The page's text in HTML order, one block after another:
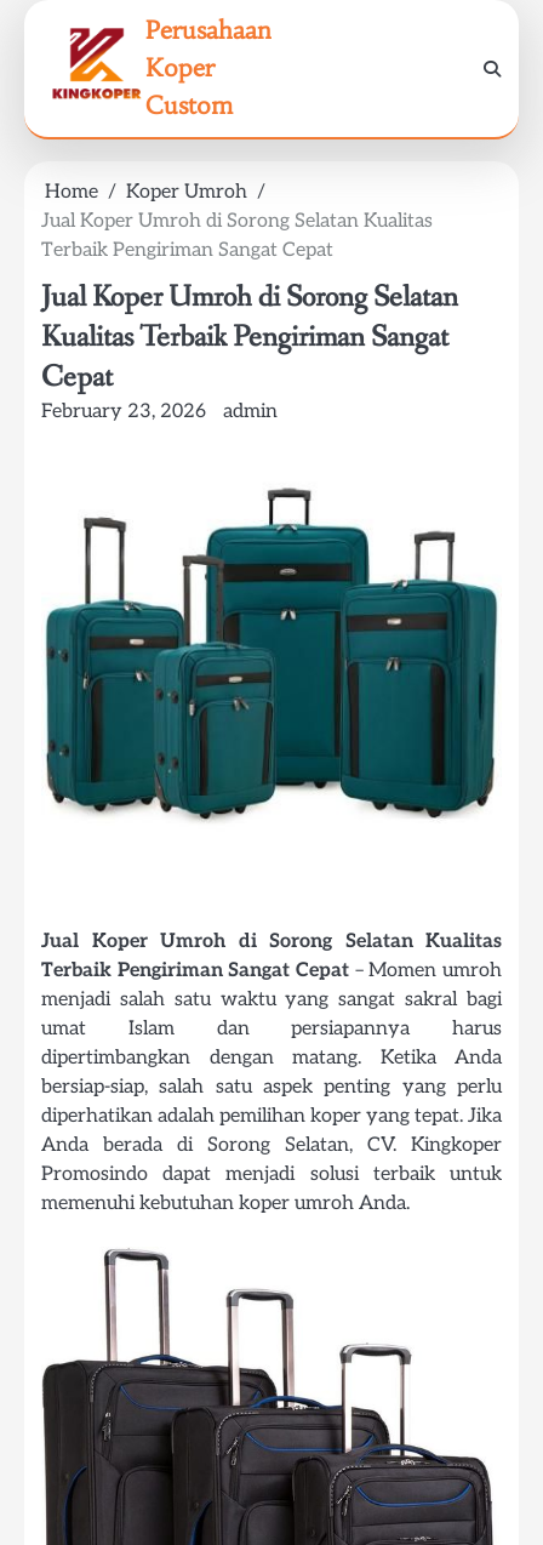
Perusahaan
Koper
Custom
Home
Koper Umroh
Jual Koper Umroh di Sorong Selatan Kualitas
Terbaik Pengiriman Sangat Cepat
Jual Koper Umroh di Sorong Selatan
Kualitas Terbaik Pengiriman Sangat
Cepat
February 23, 2026 admin
Jual Koper Umroh di Sorong Selatan Kualitas
Terbaik Pengiriman Sangat Cepat – Momen umroh
menjadi salah satu waktu yang sangat sakral bagi
umat Islam dan persiapannya harus
dipertimbangkan dengan matang. Ketika Anda
bersiap-siap, salah satu aspek penting yang perlu
diperhatikan adalah pemilihan koper yang tepat. Jika
Anda berada di Sorong Selatan, CV. Kingkoper
Promosindo dapat menjadi solusi terbaik untuk
memenuhi kebutuhan koper umroh Anda.